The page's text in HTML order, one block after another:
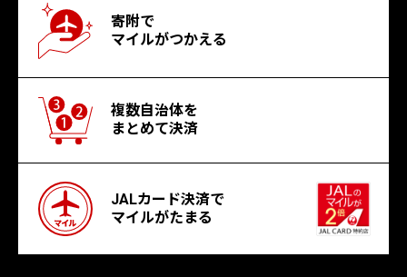
寄附で
マイルがつかえる
複数自治体を
まとめて決済
JALカード決済で
マイルがたまる